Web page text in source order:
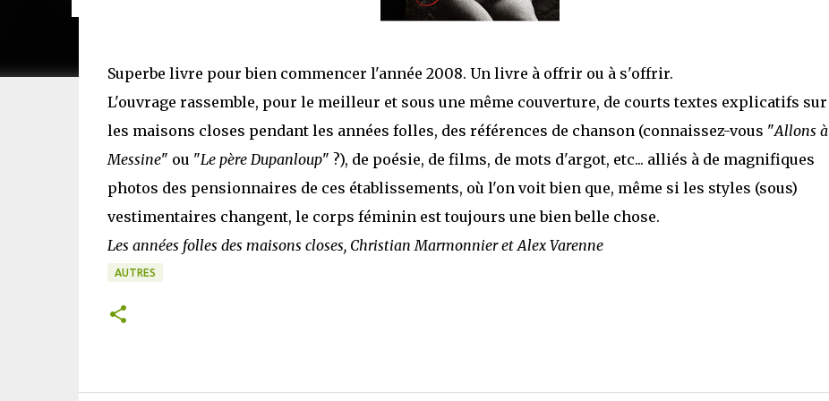
Superbe livre pour bien commencer l'année 2008. Un livre à offrir ou à s'offrir.
L'ouvrage rassemble, pour le meilleur et sous une même couverture, de courts textes explicatifs sur
les maisons closes pendant les années folles, des références de chanson (connaissez-vous "Allons à
Messine" ou "Le père Dupanloup" ?), de poésie, de films, de mots d'argot, etc... alliés à de magnifiques
photos des pensionnaires de ces établissements, où l'on voit bien que, même si les styles (sous)
vestimentaires changent, le corps féminin est toujours une bien belle chose.
Les années folles des maisons closes, Christian Marmonnier et Alex Varenne
AUTRES